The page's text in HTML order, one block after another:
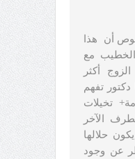
أن هذا
الخطيب مع
أكثر
تفهم
تخيلات
الآخر
حلالها
عن وجود